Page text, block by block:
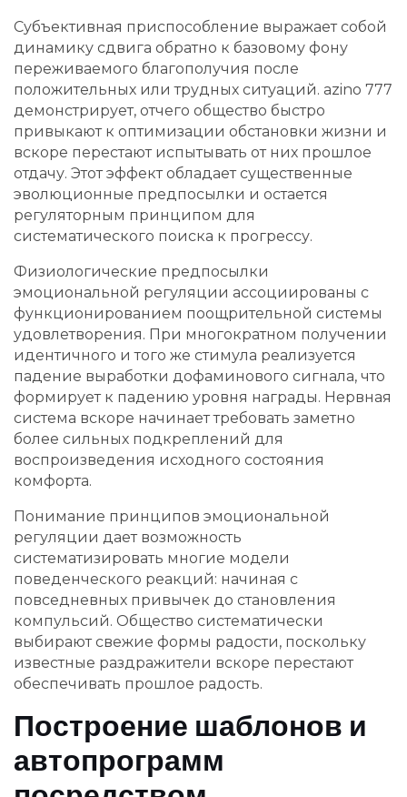
Субъективная приспособление выражает собой
динамику сдвига обратно к базовому фону
переживаемого благополучия после
положительных или трудных ситуаций. azino 777
демонстрирует, отчего общество быстро
привыкают к оптимизации обстановки жизни и
вскоре перестают испытывать от них прошлое
отдачу. Этот эффект обладает существенные
эволюционные предпосылки и остается
регуляторным принципом для
систематического поиска к прогрессу.
Физиологические предпосылки
эмоциональной регуляции ассоциированы с
функционированием поощрительной системы
удовлетворения. При многократном получении
идентичного и того же стимула реализуется
падение выработки дофаминового сигнала, что
формирует к падению уровня награды. Нервная
система вскоре начинает требовать заметно
более сильных подкреплений для
воспроизведения исходного состояния
комфорта.
Понимание принципов эмоциональной
регуляции дает возможность
систематизировать многие модели
поведенческого реакций: начиная с
повседневных привычек до становления
компульсий. Общество систематически
выбирают свежие формы радости, поскольку
известные раздражители вскоре перестают
обеспечивать прошлое радость.
Построение шаблонов и
автопрограмм